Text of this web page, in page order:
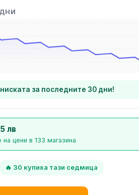
за последните 30 дни!
лв
цени в 133 магазина
🔥 30 купиха тази седмица